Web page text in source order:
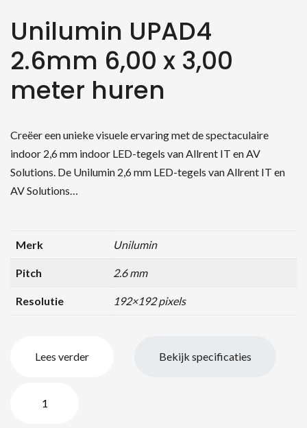
Unilumin UPAD4
2.6mm 6,00 x 3,00
meter huren
Creëer een unieke visuele ervaring met de spectaculaire
indoor 2,6 mm indoor LED-tegels van Allrent IT en AV
Solutions. De Unilumin 2,6 mm LED-tegels van Allrent IT en
AV Solutions…
Merk Unilumin
Pitch 2.6 mm
Resolutie 192×192 pixels
Lees verder Bekijk specificaties
UPAD4